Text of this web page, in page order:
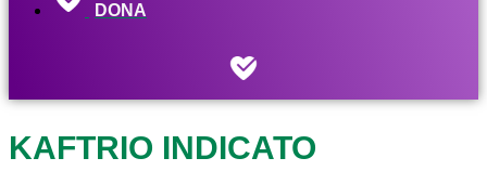
DONA
KAFTRIO INDICATO